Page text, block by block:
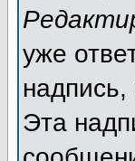
уже
Эта